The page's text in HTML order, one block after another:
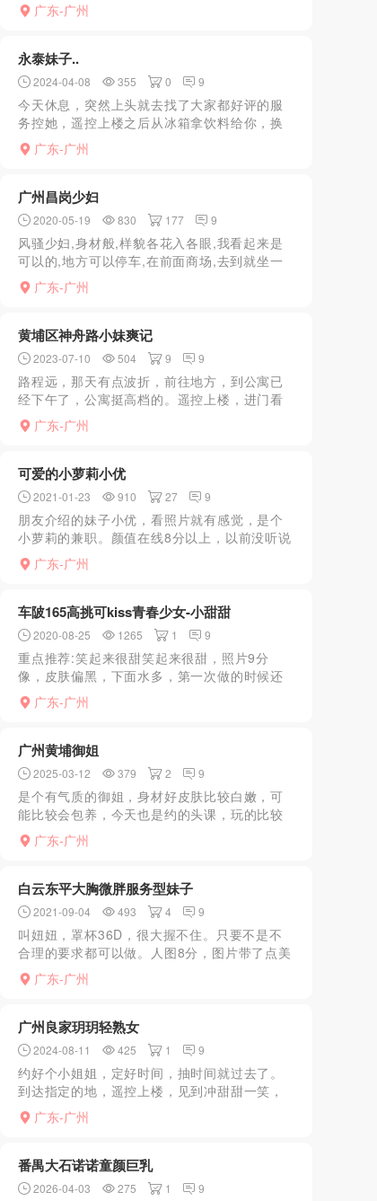
还很贴心的准备枸杞热水，然后交钱一起洗
广东-广州
永泰妹子..
2024-04-08 355 0 9
今天休息，突然上头就去找了大家都好评的服
务控她，遥控上楼之后从冰箱拿饮料给你，换
鞋，先去洗澡帮洗得很干净，过两次沐浴露。
然后进房间才给钱，她的床真的非常舒服，太
广东-广州
广州昌岗少妇
2020-05-19 830 177 9
风骚少妇,身材般,样貌各花入各眼,我看起来是
可以的,地方可以停车,在前面商场,去到就坐一
下休息就去洗澡开始,服务还可以骚的,接着倣完
一次,转账好了,不会写小黄文
广东-广州
黄埔区神舟路小妹爽记
2023-07-10 504 9 9
路程远，那天有点波折，前往地方，到公寓已
经下午了，公寓挺高档的。遥控上楼，进门看
到小姐姐，身材很苗条，颜值中端，算是很满
意。年龄不大，聊天不冷场，开始正题先洗
广东-广州
可爱的小萝莉小优
2021-01-23 910 27 9
朋友介绍的妹子小优，看照片就有感觉，是个
小萝莉的兼职。颜值在线8分以上，以前没听说
过。妹妹的地方有点远，坐地铁过去，见到后
很可爱的小萝莉，有点小成熟风，都是可爱类
广东-广州
车陂165高挑可kiss青春少女-小甜甜
2020-08-25 1265 1 9
重点推荐:笑起来很甜笑起来很甜，照片9分
像，皮肤偏黑，下面水多，第一次做的时候还
滴到床单上，是个小嫩妹，不过不是很紧，艹
的她也挺有反应的，健谈胸型不是很好，不过
广东-广州
广州黄埔御姐
2025-03-12 379 2 9
是个有气质的御姐，身材好皮肤比较白嫩，可
能比较会包养，今天也是约的头课，玩的比较
尽心，只要不太过分的要求，老师都会很满足
提的需求，我比较喜欢后入，老师臀有弹性，
广东-广州
白云东平大胸微胖服务型妹子
2021-09-04 493 4 9
叫妞妞，罩杯36D，很大握不住。只要不是不
合理的要求都可以做。人图8分，图片带了点美
颜而已。没生过孩子所以下面紧。微胖，也很
听话。关键是昨天才刚开始做，值得调教。服
广东-广州
广州良家玥玥轻熟女
2024-08-11 425 1 9
约好个小姐姐，定好时间，抽时间就过去了。
到达指定的地，遥控上楼，见到冲甜甜一笑，
进房间，先寒暄了下，聊天温柔，与照片上相
比没什么差距，身材曲线挺拔。颜值轻熟良家
广东-广州
番禺大石诺诺童颜巨乳
2026-04-03 275 1 9